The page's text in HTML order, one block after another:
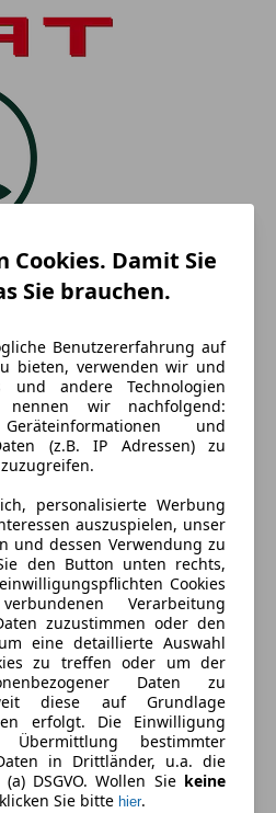
Cookies. Damit Sie
Sie brauchen.
Benutzererfahrung auf
bieten, verwenden wir und
und andere Technologien
nennen wir nachfolgend:
und
(z.B. IP Adressen) zu
personalisierte Werbung
auszuspielen, unser
und dessen Verwendung zu
den Button unten rechts,
Cookies
Verarbeitung
zuzustimmen oder den
eine detaillierte Auswahl
zu treffen oder um der
Daten zu
diese auf Grundlage
erfolgt. Die Einwilligung
bestimmter
in Drittländer, u.a. die
DSGVO. Wollen Sie keine
Sie bitte hier.